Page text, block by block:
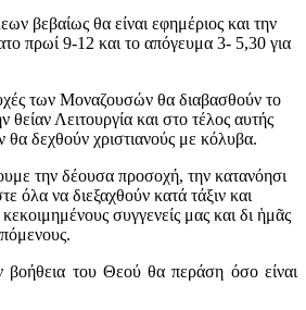
βεβαίως θα είναι εφημέριος και την
πρωί 9-12 και το απόγευμα 3- 5,30 για
των Μοναζουσών θα διαβασθούν το
θείαν Λειτουργία και στο τέλος αυτής
θα δεχθούν χριστιανούς με κόλυβα.
την δέουσα προσοχή, την κατανόησι
όλα να διεξαχθούν κατά τάξιν και
συγγενείς μας και δι ἡμᾶς
βοήθεια του Θεού θα περάση όσο είναι